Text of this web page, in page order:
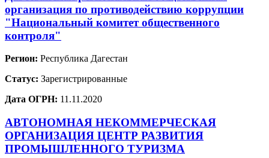
организация по противодействию коррупции
"Национальный комитет общественного
контроля"
Регион: Республика Дагестан
Статус: Зарегистрированные
Дата ОГРН: 11.11.2020
АВТОНОМНАЯ НЕКОММЕРЧЕСКАЯ
ОРГАНИЗАЦИЯ ЦЕНТР РАЗВИТИЯ
ПРОМЫШЛЕННОГО ТУРИЗМА